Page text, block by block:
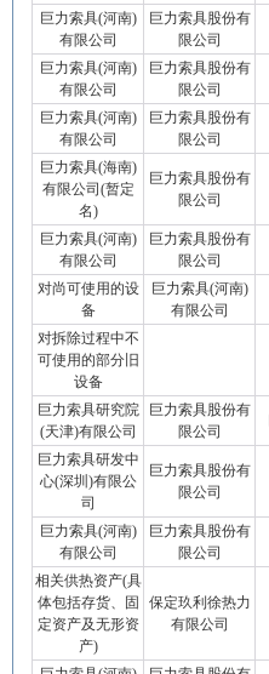
巨力索具(河南)
有限公司
巨力索具股份有
限公司
巨力索具(河南)
有限公司
巨力索具股份有
限公司
巨力索具(河南)
有限公司
巨力索具股份有
限公司
巨力索具(海南)
有限公司(暂定
名)
巨力索具股份有
限公司
巨力索具(河南)
有限公司
巨力索具股份有
限公司
对尚可使用的设
备
巨力索具(河南)
有限公司
对拆除过程中不
可使用的部分旧
设备
巨力索具研究院
(天津)有限公司
巨力索具股份有
限公司
巨力索具研发中
心(深圳)有限公
司
巨力索具股份有
限公司
巨力索具(河南)
有限公司
巨力索具股份有
限公司
相关供热资产(具
体包括存货、固
定资产及无形资
产)
保定玖利徐热力
有限公司